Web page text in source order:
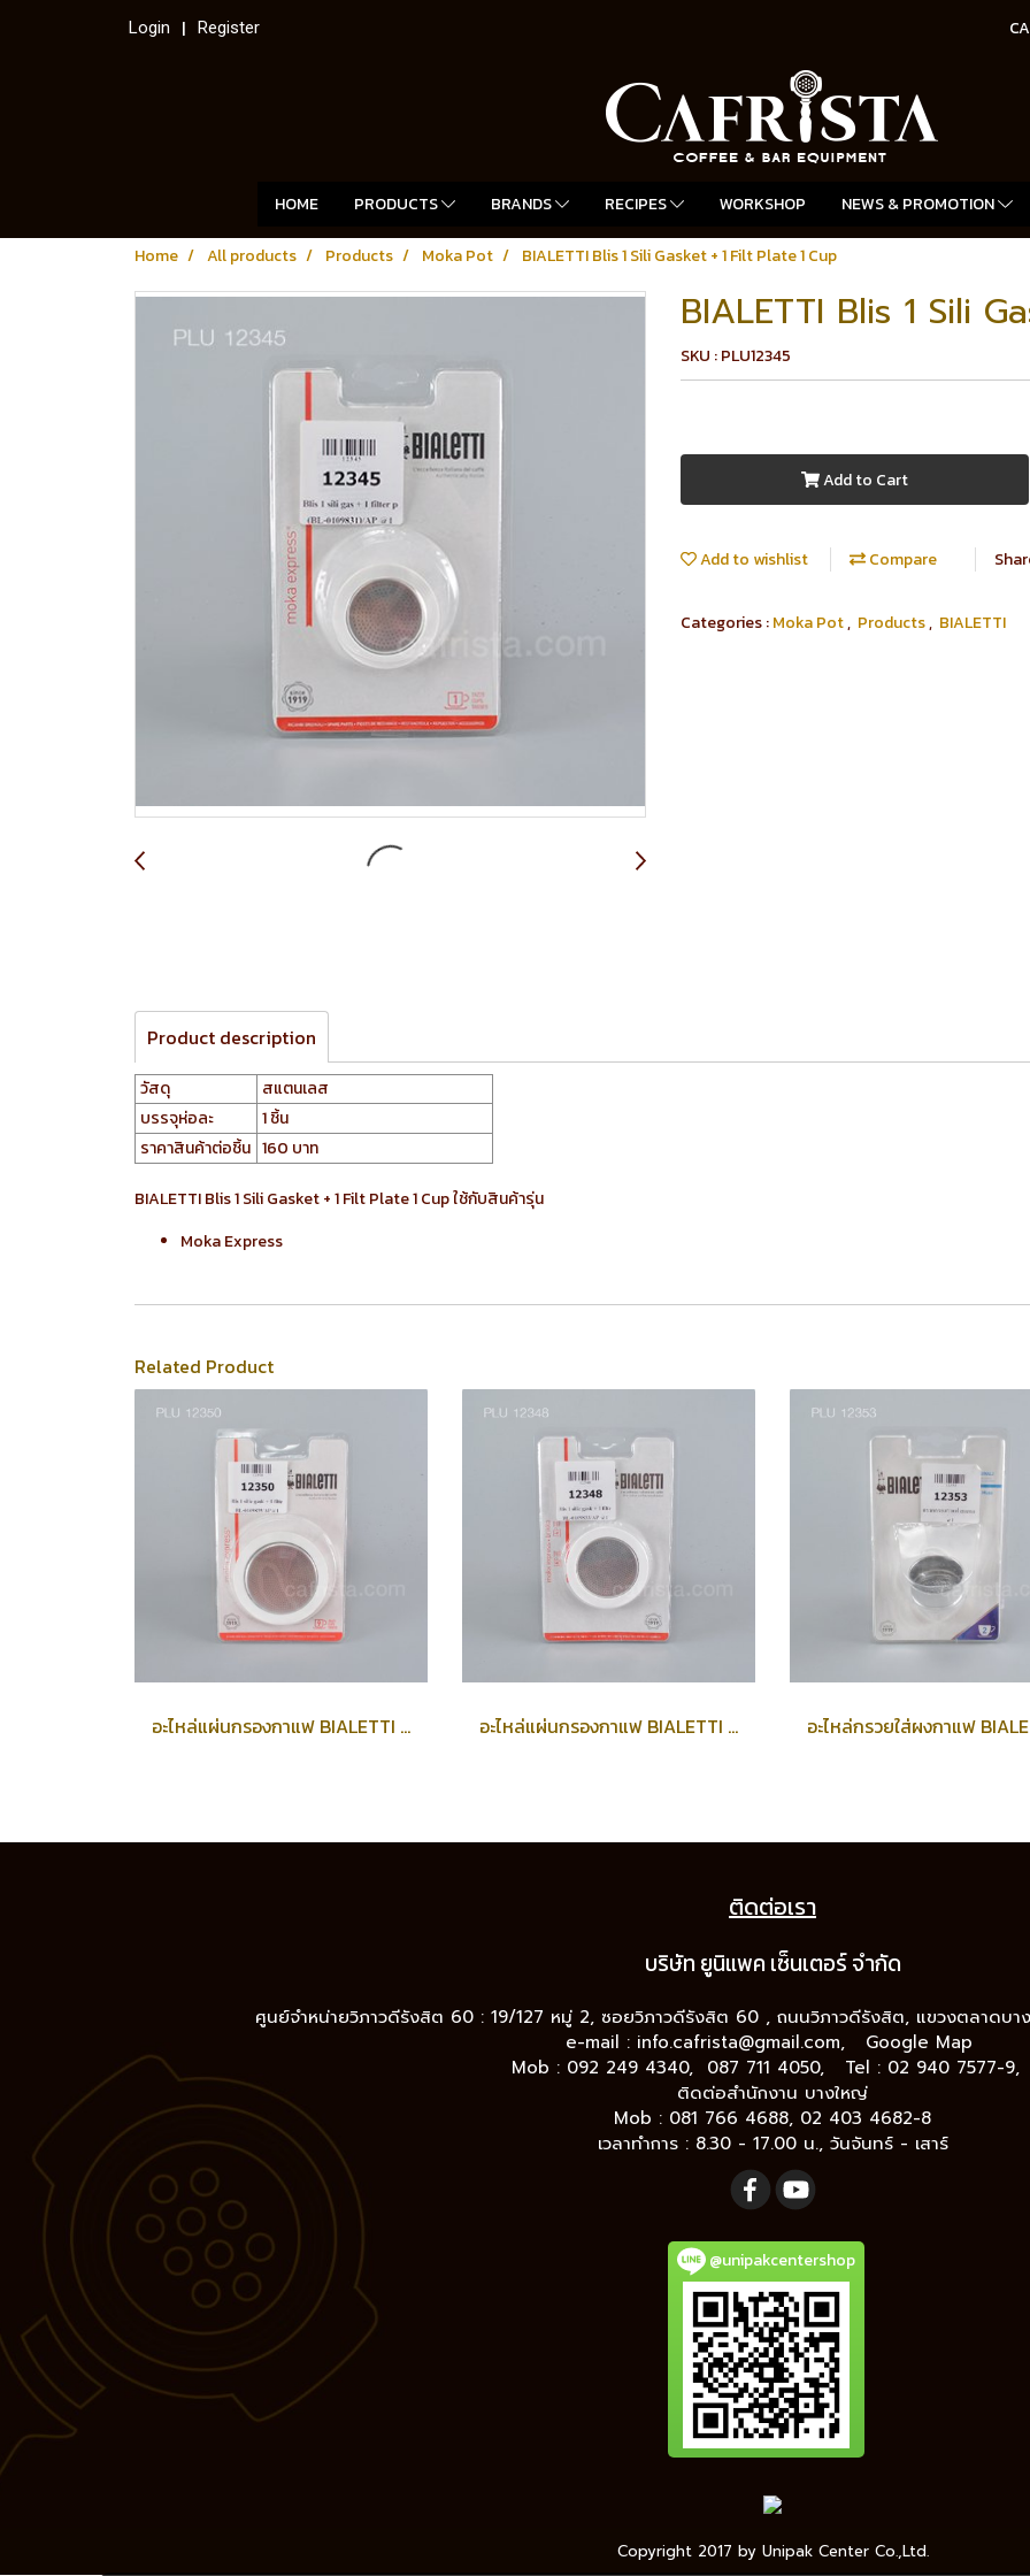
Login Register
HOME PRODUCTS BRANDS RECIPES WORKSHOP NEWS & PROMOTION
Home All products Products Moka Pot BIALETTI Blis 1 Sili Gasket + 1 Filt Plate 1 Cup
BIALETTI Blis 1 Sili
SKU : PLU12345
Add to Cart
Add to wishlist Compare
Categories :Moka Pot, Products, BIALETTI
Product description
วัสดุ
สแตนเลส
บรรจุห่อละ
1 ชิ้น
ราคาสินค้าต่อชิ้น 160 บาท
BIALETTI Blis 1 Sili Gasket + 1 Filt Plate 1 Cup ใช้กับสินค้ารุ่น
Moka Express
Related Product
อะไหล่แผ่นกรองกาแฟ BIALETTI Coffee Filter & Silicone Gasket (9-cups) อะไหล่แผ่นกรองกาแฟ BIALETTI Coffee Filter & Silicone Gasket (6-cups)
ติดต่อเรา
บริษัท ยูนิแพค เซ็นเตอร์ จำกัด
ศูนย์จำหน่ายวิภาวดีรังสิต 60 : 19/127 หมู่ 2, ซอยวิภาวดีรังสิต 60 , ถนนวิภาวดีรังสิต, แขวงตลาดบา
e-mail : info.cafrista@gmail.com,
Google Map
Mob : 092 249 4340, 087 711 4050, Tel : 02 940 7577-
ติดต่อสำนักงาน บางใหญ่
Mob : 081 766 4688, 02 403 4682-8
เวลาทำการ : 8.30 - 17.00 น., วันจันทร์ - เสาร์
@unipakcentershop
Copyright 2017 by Unipak Center Co.,Ltd.